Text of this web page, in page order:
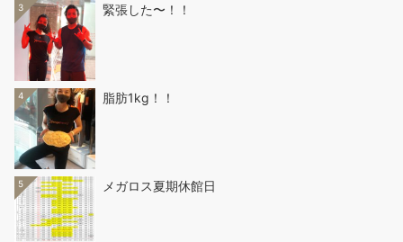
3 緊張した〜！！
4 脂肪1kg！！
5 メガロス夏期休館日